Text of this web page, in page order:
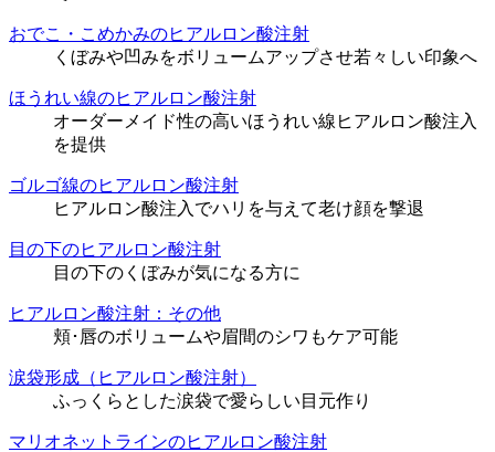
おでこ・こめかみのヒアルロン酸注射
くぼみや凹みをボリュームアップさせ若々しい印象へ
ほうれい線のヒアルロン酸注射
オーダーメイド性の高いほうれい線ヒアルロン酸注入
を提供
ゴルゴ線のヒアルロン酸注射
ヒアルロン酸注入でハリを与えて老け顔を撃退
目の下のヒアルロン酸注射
目の下のくぼみが気になる方に
ヒアルロン酸注射：その他
頬･唇のボリュームや眉間のシワもケア可能
涙袋形成（ヒアルロン酸注射）
ふっくらとした涙袋で愛らしい目元作り
マリオネットラインのヒアルロン酸注射